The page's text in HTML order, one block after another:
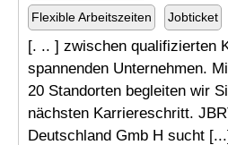
Flexible Arbeitszeiten Jobticket
[. .. ] zwischen qualifizierten
spannenden Unternehmen.
20 Standorten begleiten wir
nächsten Karriereschritt.
Deutschland Gmb H sucht